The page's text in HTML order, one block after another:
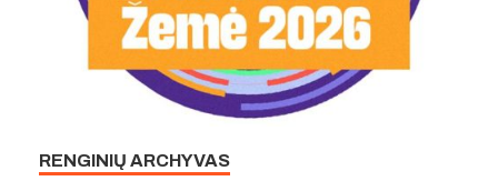
RENGINIŲ ARCHYVAS